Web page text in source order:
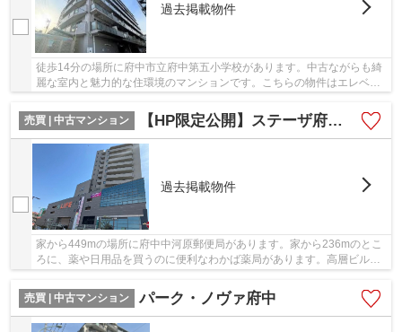
過去掲載物件
徒歩14分の場所に府中市立府中第五小学校があります。中古ながらも綺
麗な室内と魅力的な住環境のマンションです。こちらの物件はエレベー
売買 | 中古マンション
【HP限定公開】ステーザ府中中河原 9階
過去掲載物件
家から449mの場所に府中中河原郵便局があります。家から236mのとこ
ろに、薬や日用品を買うのに便利なわかば薬局があります。高層ビルで
売買 | 中古マンション
パーク・ノヴァ府中